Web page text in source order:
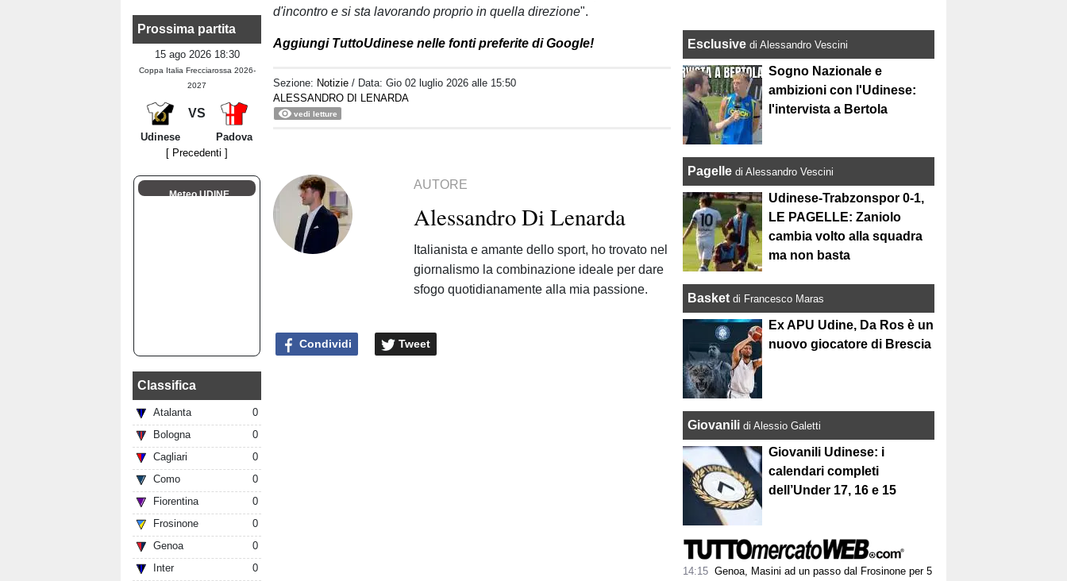
Prossima partita
15 ago 2026 18:30
Coppa Italia Frecciarossa 2026-
2027
VS
Udinese
Padova
[ Precedenti ]
Meteo UDINE
Classifica
Atalanta
0
Bologna
0
Cagliari
0
Como
0
Fiorentina
0
Frosinone
0
Genoa
0
Inter
0
d'incontro e si sta lavorando proprio in quella direzione".
Aggiungi TuttoUdinese nelle fonti preferite di Google!
Sezione: Notizie / Data:Gio 02 luglio 2026 alle 15:50
ALESSANDRO DI LENARDA
vedi letture
AUTORE
Alessandro Di Lenarda
Italianista e amante dello sport, ho trovato nel
giornalismo la combinazione ideale per dare
sfogo quotidianamente alla mia passione.
Condividi Tweet
Esclusive di Alessandro Vescini
Sogno Nazionale e
ambizioni con l'Udinese:
l'intervista a Bertola
Pagelle di Alessandro Vescini
Udinese-Trabzonspor 0-1,
LE PAGELLE: Zaniolo
cambia volto alla squadra
ma non basta
Basket di Francesco Maras
Ex APU Udine, Da Ros è un
nuovo giocatore di Brescia
Giovanili di Alessio Galetti
Giovanili Udinese: i
calendari completi
dell’Under 17, 16 e 15
14:15 Genoa, Masini ad un passo dal Frosinone per 5